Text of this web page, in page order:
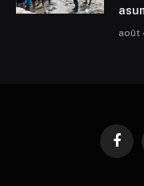
août